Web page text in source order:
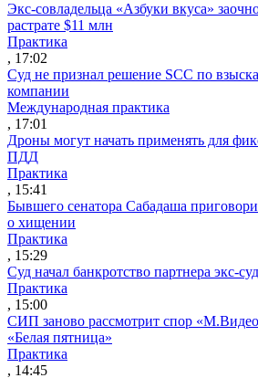
Экс-совладельца «Азбуки вкуса»
растрате $11 млн
Практика
, 17:02
Суд не признал решение SCC по
компании
Международная практика
, 17:01
Дроны могут начать применять для
ПДД
Практика
, 15:41
Бывшего сенатора Сабадаша
о хищении
Практика
, 15:29
Суд начал банкротство партнера экс-
Практика
, 15:00
СИП заново рассмотрит спор
«Белая пятница»
Практика
, 14:45